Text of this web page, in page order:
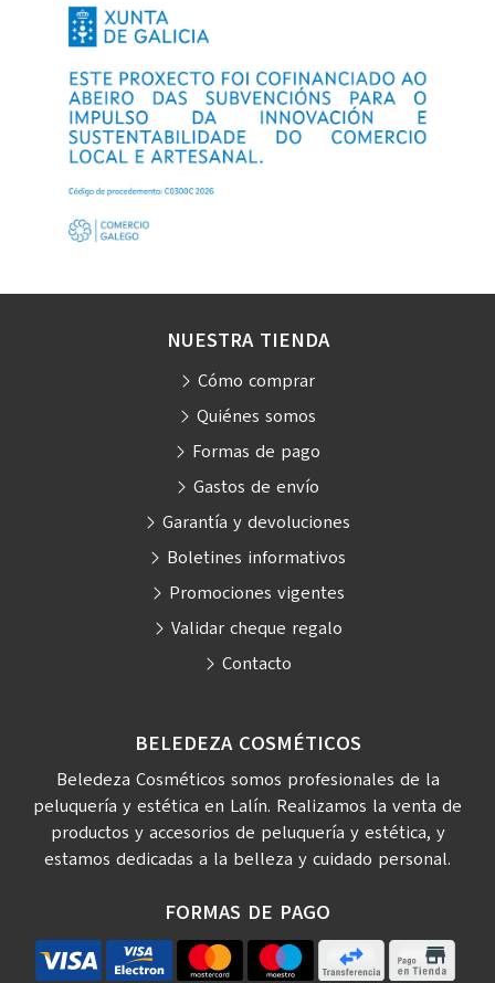
BELEDEZA COSMÉTICOS
Beledeza Cosméticos somos profesionales de la
peluquería y estética en Lalín. Realizamos la venta de
productos y accesorios de peluquería y estética, y
estamos dedicadas a la belleza y cuidado personal.
FORMAS DE PAGO
NUESTRA TIENDA
Cómo comprar
Quiénes somos
Formas de pago
Gastos de envío
Garantía y devoluciones
Boletines informativos
Promociones vigentes
Validar cheque regalo
Contacto